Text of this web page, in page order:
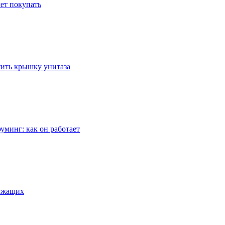
покупать
крышку унитаза
как он работает